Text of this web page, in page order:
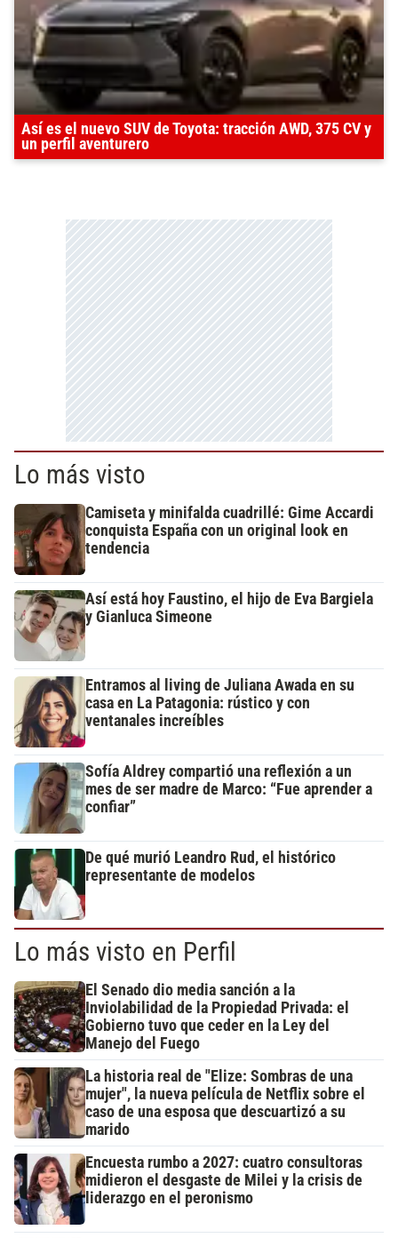
Así es el nuevo SUV de Toyota: tracción AWD, 375 CV y
un perfil aventurero
Lo más visto
Camiseta y minifalda cuadrillé: Gime Accardi
conquista España con un original look en
tendencia
Así está hoy Faustino, el hijo de Eva Bargiela
y Gianluca Simeone
Entramos al living de Juliana Awada en su
casa en La Patagonia: rústico y con
ventanales increíbles
Sofía Aldrey compartió una reflexión a un
mes de ser madre de Marco: “Fue aprender a
confiar”
De qué murió Leandro Rud, el histórico
representante de modelos
Lo más visto en Perfil
El Senado dio media sanción a la
Inviolabilidad de la Propiedad Privada: el
Gobierno tuvo que ceder en la Ley del
Manejo del Fuego
La historia real de "Elize: Sombras de una
mujer", la nueva película de Netflix sobre el
caso de una esposa que descuartizó a su
marido
Encuesta rumbo a 2027: cuatro consultoras
midieron el desgaste de Milei y la crisis de
liderazgo en el peronismo